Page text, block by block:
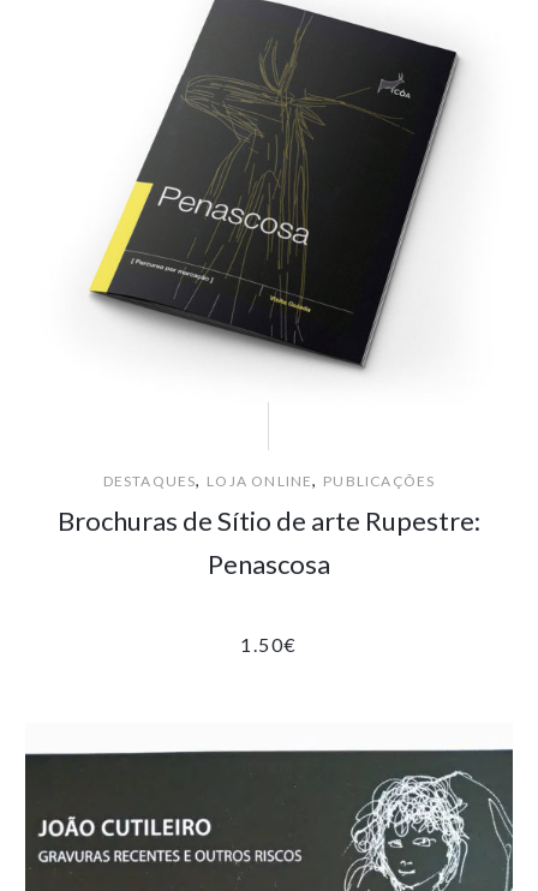
DESTAQUES, LOJA ONLINE, PUBLICAÇÕES
Brochuras de Sítio de arte Rupestre:
Penascosa
1.50€